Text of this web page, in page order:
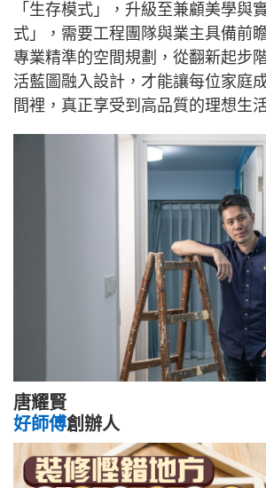
「生存模式」，升級至兼顧美學與
式」，需要工程團隊與業主具備前
專業精準的空間規劃，從翻新起步
活藍圖融入設計，才能讓每位家庭
間裡，真正享受到高品質的理想生
唐耀賢
好師傅創辦人